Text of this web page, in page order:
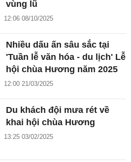
vùng lũ
12:06 08/10/2025
Nhiều dấu ấn sâu sắc tại
'Tuần lễ văn hóa - du lịch' Lễ
hội chùa Hương năm 2025
12:00 21/03/2025
Du khách đội mưa rét về
khai hội chùa Hương
13:25 03/02/2025